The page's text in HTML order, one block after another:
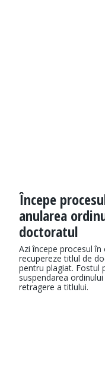
Începe
anularea
doctoratul
Azi începe procesul
recupereze titlul de
pentru plagiat. Fostul
suspendarea
retragere a titlului.